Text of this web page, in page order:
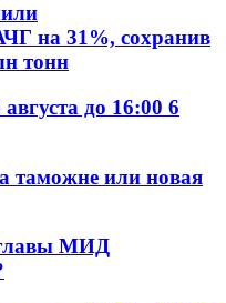
на 31%, сохранив
тонн
до 16:00 6
таможне или новая
главы МИД